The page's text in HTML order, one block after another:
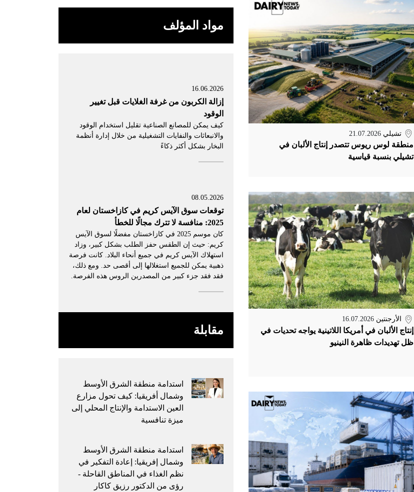
تشيلي 21.07.2026
منطقة لوس ريوس تتصدر إنتاج الألبان في
تشيلي بنسبة قياسية
الأرجنتين 16.07.2026
إنتاج الألبان في أمريكا اللاتينية يواجه تحديات في
ظل تهديدات ظاهرة النينيو
مواد المؤلف
16.06.2026
إزالة الكربون من غرفة الغلايات قبل تغيير
الوقود
كيف يمكن للمصانع الصناعية تقليل استخدام الوقود
والانبعاثات والنفايات التشغيلية من خلال إدارة أنظمة
البخار بشكل أكثر ذكاءً
08.05.2026
توقعات سوق الآيس كريم في كازاخستان لعام
2025: منافسة لا تترك مجالًا للخطأ
كان موسم 2025 في كازاخستان مفضلًا لسوق الآيس
كريم: حيث إن الطقس حفز الطلب بشكل كبير، وزاد
استهلاك الآيس كريم في جميع أنحاء البلاد. كانت فرصة
ذهبية يمكن للجميع استغلالها إلى أقصى حد. ومع ذلك،
فقد فقد جزء كبير من المصدرين الروس هذه الفرصة.
مقابلة
استدامة منطقة الشرق الأوسط
وشمال أفريقيا: كيف تحول مزارع
العين الاستدامة والإنتاج المحلي إلى
ميزة تنافسية
استدامة منطقة الشرق الأوسط
وشمال إفريقيا: إعادة التفكير في
نظم الغذاء في المناطق القاحلة -
رؤى من الدكتور رزيق كاكار